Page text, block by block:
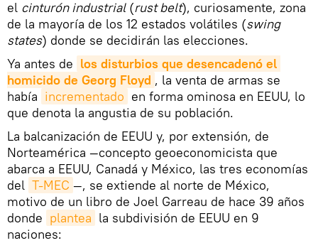
el cinturón industrial(rust belt), curiosamente, zona
de la mayoría de los 12 estados volátiles (swing
states) donde se decidirán las elecciones.
Ya antes de los disturbios que desencadenó el
homicido de Georg Floyd , la venta de armas se
había incrementado en forma ominosa en EEUU, lo
que denota la angustia de su población.
La balcanización de EEUU y, por extensión, de
Norteamérica —concepto geoeconomicista que
abarca a EEUU, Canadá y México, las tres economías
del T-MEC —, se extiende al norte de México,
motivo de un libro de Joel Garreau de hace 39 años
donde plantea la subdivisión de EEUU en 9
naciones: